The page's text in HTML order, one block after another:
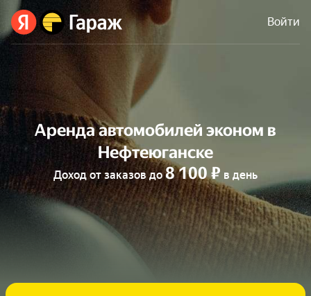
Войти
Аренда автомобилей эконом в
Нефтеюганске
Доход от заказов до 8 100 ₽ в день